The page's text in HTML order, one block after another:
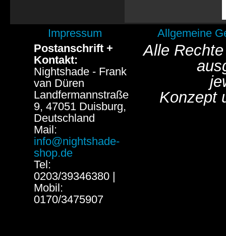
Impressum
Allgemeine
Postanschrift +
Kontakt:
Nightshade - Frank
van Düren
Landfermannstraße
9, 47051 Duisburg,
Deutschland
Mail:
info@nightshade-
shop.de
Tel:
0203/39346380 |
Mobil:
0170/3475907
Alle
Konzept